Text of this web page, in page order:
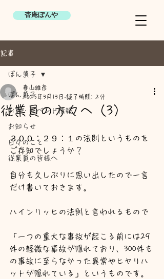
杏庵ぽんや
記事
ぽん菓子
お店・イベント情報
お知らせ
日々のこと
従業員の皆様へ
ぽん菓子
従業員の方々へ（3）
春山維彦
2025年3月13日 読了時間: 2分
３００：２９：１の法則というものを
ご存知でしょうか？
自分も久しぶりに思い出したので一言
だけ書いておきます。
ハインリッヒの法則と言われるもので
「一つの重大な事故が起こる前には29
件の軽微な事故が隠れており、300件も
の事故に至らなかった異常やヒヤリハ
ットが隠れている」というものです。